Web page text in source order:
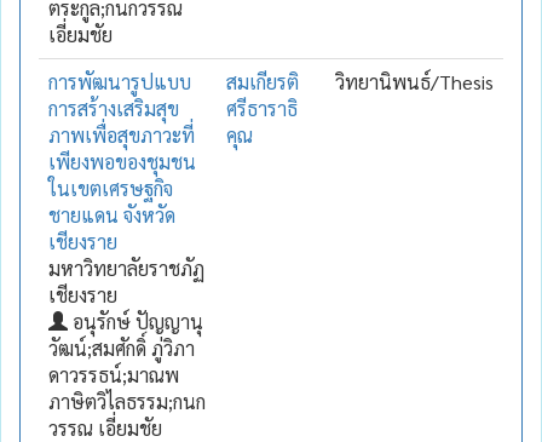
ตระกูล;กนกวรรณ
เอี่ยมชัย
การพัฒนารูปแบบ
การสร้างเสริมสุข
ภาพเพื่อสุขภาวะที่
เพียงพอของชุมชน
ในเขตเศรษฐกิจ
ชายแดน จังหวัด
เชียงราย
มหาวิทยาลัยราชภัฏ
เชียงราย
อนุรักษ์ ปัญญานุ
วัฒน์;สมศักดิ์ ภู่วิภา
ดาวรรธน์;มาณพ
ภาษิตวิไลธรรม;กนก
วรรณ เอี่ยมชัย
สมเกียรติ
ศรีธาราธิ
คุณ
วิทยานิพนธ์/Thesis